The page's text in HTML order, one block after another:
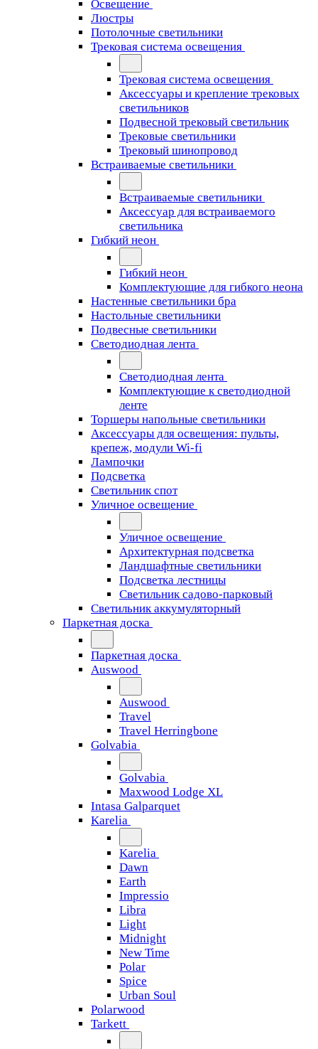
Освещение
Люстры
Потолочные светильники
Трековая система освещения
Трековая система освещения
Аксессуары и крепление трековых
светильников
Подвесной трековый светильник
Трековые светильники
Трековый шинопровод
Встраиваемые светильники
Встраиваемые светильники
Аксессуар для встраиваемого
светильника
Гибкий неон
Гибкий неон
Комплектующие для гибкого неона
Настенные светильники бра
Настольные светильники
Подвесные светильники
Светодиодная лента
Светодиодная лента
Комплектующие к светодиодной
ленте
Торшеры напольные светильники
Аксессуары для освещения: пульты,
крепеж, модули Wi-fi
Лампочки
Подсветка
Светильник спот
Уличное освещение
Уличное освещение
Архитектурная подсветка
Ландшафтные светильники
Подсветка лестницы
Светильник садово-парковый
Светильник аккумуляторный
Паркетная доска
Паркетная доска
Auswood
Auswood
Travel
Travel Herringbone
Golvabia
Golvabia
Maxwood Lodge XL
Intasa Galparquet
Karelia
Karelia
Dawn
Earth
Impressio
Libra
Light
Midnight
New Time
Polar
Spice
Urban Soul
Polarwood
Tarkett